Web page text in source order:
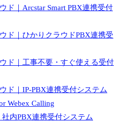
ド｜Arcstar Smart PBX連携受付
ド｜ひかりクラウドPBX連携受
ド｜工事不要・すぐ使える受付
ド｜IP-PBX連携受付システム
Webex Calling
内PBX連携受付システム